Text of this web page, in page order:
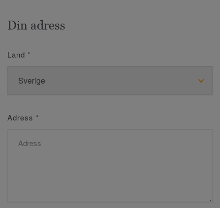
Din adress
Land *
Adress *